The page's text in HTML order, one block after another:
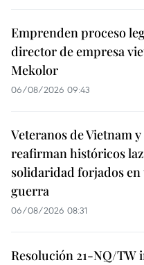
Emprenden proceso
director de empresa
Mekolor
06/08/2026 09:43
Veteranos de Vietnam
reafirman históricos
solidaridad forjados en
guerra
06/08/2026 08:31
Resolución 21-NQ/TW